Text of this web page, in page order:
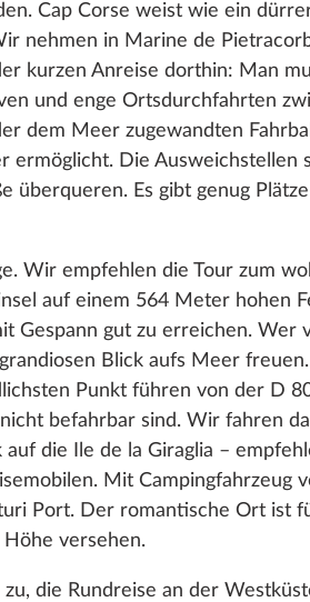
Cap Corse weist wie ein
nehmen in Marine de
kurzen Anreise dorthin: Man
und enge Ortsdurchfahrten
dem Meer zugewandten
ermöglicht. Die Ausweichstellen
überqueren. Es gibt genug
Wir empfehlen die Tour zum
auf einem 564 Meter hohen
Gespann gut zu erreichen. Wer
Blick aufs Meer
Punkt führen von der D
befahrbar sind. Wir fahren
die Ile de la Giraglia –
Mit Campingfahrzeug
Port. Der romantische Ort ist
versehen.
die Rundreise an der